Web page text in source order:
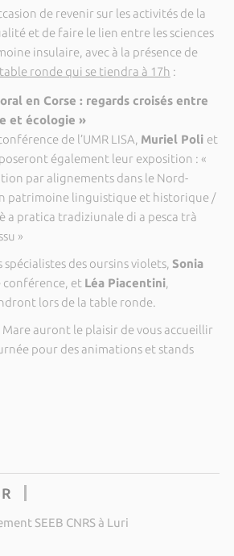
de revenir sur les activités de la
et de faire le lien entre les sciences
insulaire, avec à la présence de
table ronde qui se tiendra à 17h :
en Corse : regards croisés entre
et écologie »
de l’UMR LISA, Muriel Poli et
également leur exposition : «
par alignements dans le Nord-
patrimoine linguistique et historique /
a pratica tradiziunale di a pesca trà
»
des oursins violets, Sonia
conférence, et Léa Piacentini,
lors de la table ronde.
Mare auront le plaisir de vous accueillir
pour des animations et stands
SEEB CNRS à Luri